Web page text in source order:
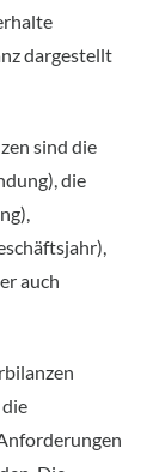
dargestellt
sind die
die
auch